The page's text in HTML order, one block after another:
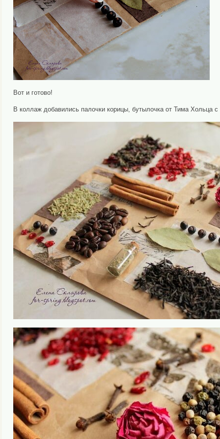
Вот и готово!
В коллаж добавились палочки корицы, бутылочка от Тима Хольца